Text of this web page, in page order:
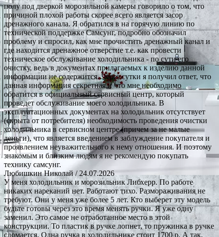
полу под дверкой морозильной камеры говорило о том, что
причиной плохой работы скорее всего является засор
дренажного канала. Я обратился в на горячую линию по
технической поддержке Самсунг, подробно обозначил
проблему и спросил, как мне прочистить дренажный канал и
где находится дренажное отверстие т.е. как провести
техническое обслуживание холодильника - по сути его
очистку, ведь в документах прилагаемых к изделию данной
информации не содержится. Через сутки я получил ответ, что
данная информация секретная и что мне необходимо
обратится в официальный сервисный центр, который
проведет обслуживание моего холодильника. В
эксплуатационных документах на холодильник отсутствует
(скрыта от потребителя) необходимость проведения очистки
холодильника в сервисном центре (причем за не малые
деньги), что является введением в заблуждение покупателя и
проявлением неуважительного к нему отношения. И поэтому
знакомым и близким людям я не рекомендую покупать
технику самсунг.
Любишкин Николай/ 24.07.2026
У меня холодильник и морозильник Либхерр. По работе
никаких нареканий нет. Работают тихо. Размораживания не
требуют. Они у меня уже более 5 лет. Кто выберет эту модель
будьте готовы через это время менять ручки. Я уже одну
заменил. Это самое не отработанное место в этой
конструкции. То пластик в ручке лопнет, то пружинка в ручке
сломается. Одна ручка в холодильнике стоит 1700 р. А так,